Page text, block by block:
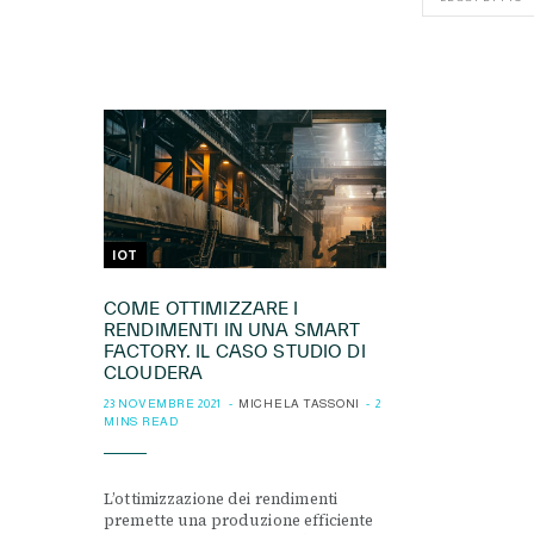
IOT
COME OTTIMIZZARE I
RENDIMENTI IN UNA SMART
FACTORY. IL CASO STUDIO DI
CLOUDERA
23 NOVEMBRE 2021 MICHELA TASSONI
2
MINS READ
L’ottimizzazione dei rendimenti
premette una produzione efficiente